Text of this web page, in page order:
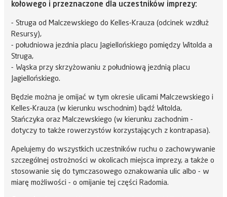
kołowego i przeznaczone dla uczestników imprezy:
- Struga od Malczewskiego do Kelles-Krauza (odcinek wzdłuż
Resursy),
- południowa jezdnia placu Jagiellońskiego pomiędzy Witolda a
Struga,
- Wąska przy skrzyżowaniu z południową jezdnią placu
Jagiellońskiego.
Będzie można je omijać w tym okresie ulicami Malczewskiego i
Kelles-Krauza (w kierunku wschodnim) bądź Witolda,
Stańczyka oraz Malczewskiego (w kierunku zachodnim -
dotyczy to także rowerzystów korzystających z kontrapasa).
Apelujemy do wszystkich uczestników ruchu o zachowywanie
szczególnej ostrożności w okolicach miejsca imprezy, a także o
stosowanie się do tymczasowego oznakowania ulic albo - w
miarę możliwości - o omijanie tej części Radomia.